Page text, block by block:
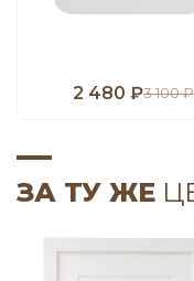
2 480 ₽3 100 ₽
ЗА ТУ ЖЕ